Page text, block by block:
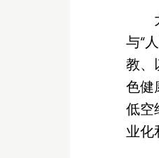
与“
教、
色健
低空
业化